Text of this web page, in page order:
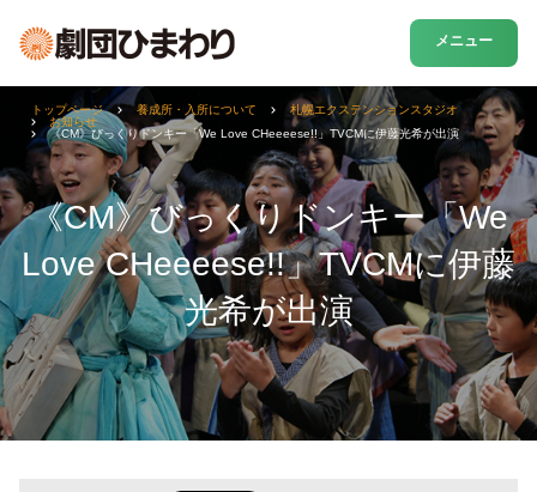
メニュー
《CM》びっくりドンキー「We
Love CHeeeese!!」TVCMに伊藤
光希が出演
トップページ 養成所・入所について
札幌エクステンションスタジオ
お知らせ
《CM》びっくりドンキー「We Love CHeeeese!!」TVCMに伊藤光希が出演